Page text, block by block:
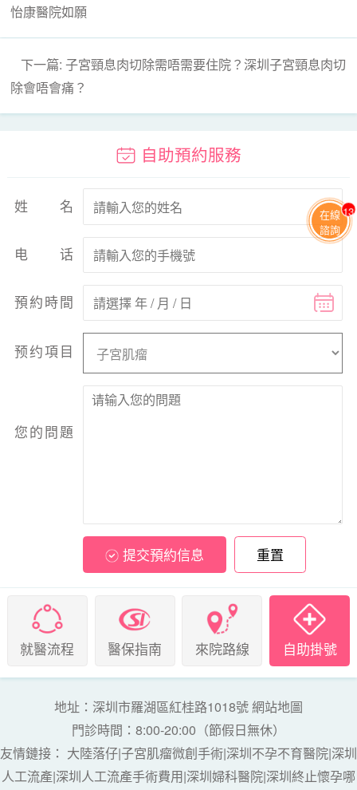
怡康醫院如願
下一篇: 子宮頸息肉切除需唔需要住院？深圳子宮頸息肉切
除會唔會痛？
自助預約服務
姓名
电话
預約時間
预约項目
您的問題
提交預約信息 重置
就醫流程 醫保指南 來院路線 自助掛號
地址：深圳市羅湖區紅桂路1018號網站地圖
門診時間：8:00-20:00（節假日無休）
友情鏈接： 大陸落仔|子宮肌瘤微創手術|深圳不孕不育醫院|深圳
人工流產|深圳人工流產手術費用|深圳婦科醫院|深圳終止懷孕哪
在線
諮詢
13